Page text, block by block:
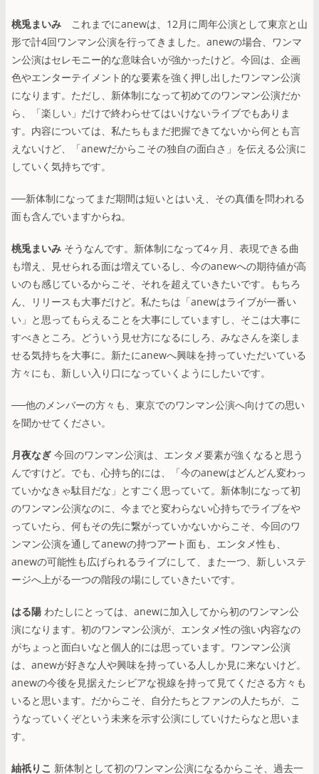
桃兎まいみ これまでにanewは、12月に周年公演として東京と山
形で計4回ワンマン公演を行ってきました。anewの場合、ワンマ
ン公演はセレモニー的な意味合いが強かったけど。今回は、企画
色やエンターテイメント的な要素を強く押し出したワンマン公演
になります。ただし、新体制になって初めてのワンマン公演だか
ら、「楽しい」だけで終わらせてはいけないライブでもありま
す。内容については、私たちもまだ把握できてないから何とも言
えないけど、「anewだからこその独自の面白さ」を伝える公演に
していく気持ちです。
──新体制になってまだ期間は短いとはいえ、その真価を問われる
面も含んでいますからね。
桃兎まいみ そうなんです。新体制になって4ヶ月、表現できる曲
も増え、見せられる面は増えているし、今のanewへの期待値が高
いのも感じているからこそ、それを超えていきたいです。もちろ
ん、リリースも大事だけど。私たちは「anewはライブが一番い
い」と思ってもらえることを大事にしていますし、そこは大事に
すべきところ。どういう見せ方になるにしろ、みなさんを楽しま
せる気持ちを大事に。新たにanewへ興味を持っていただいている
方々にも、新しい入り口になっていくようにしたいです。
──他のメンバーの方々も、東京でのワンマン公演へ向けての思い
を聞かせてください。
月夜なぎ 今回のワンマン公演は、エンタメ要素が強くなると思う
んですけど。でも、心持ち的には、「今のanewはどんどん変わっ
ていかなきゃ駄目だな」とすごく思っていて。新体制になって初
のワンマン公演なのに、今までと変わらない心持ちでライブをや
っていたら、何もその先に繋がっていかないからこそ、今回のワ
ンマン公演を通してanewの持つアート面も、エンタメ性も、
anewの可能性も広げられるライブにして、また一つ、新しいステ
ージへ上がる一つの階段の場にしていきたいです。
はる陽 わたしにとっては、anewに加入してから初のワンマン公
演になります。初のワンマン公演が、エンタメ性の強い内容なの
がちょっと面白いなと個人的には思っています。ワンマン公演
は、anewが好きな人や興味を持っている人しか見に来ないけど。
anewの今後を見据えたシビアな視線を持って見てくださる方々も
いると思います。だからこそ、自分たちとファンの人たちが、こ
うなっていくぞという未来を示す公演にしていけたらなと思いま
す。
紬祇りこ 新体制として初のワンマン公演になるからこそ、過去一